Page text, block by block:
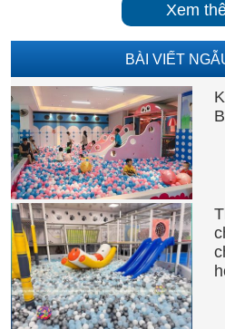
cung cấp xe
dạng, từ mô hình cổ điển
toàn, thẩm mỹ và chất lượng
2. Đặc Điểm Nổi Bật
Thiết kế ngộ nghĩnh
vật, hoặc phim hoạt hình,
An toàn tối ưu: Toa
toàn, vận hành êm ái.
Chất liệu cao cấp:
gỉ, chống UV, bền bỉ.
Trải nghiệm vui nhộn
Xem
BÀI VIẾT